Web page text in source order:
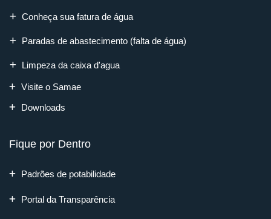
Conheça sua fatura de água
Paradas de abastecimento (falta de água)
Limpeza da caixa d'agua
Visite o Samae
Downloads
Fique por Dentro
Padrões de potabilidade
Portal da Transparência